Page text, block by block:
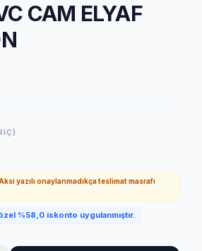
CAM ELYAF
yazılı onaylanmadıkça teslimat masrafı
%58,0 iskonto uygulanmıştır.